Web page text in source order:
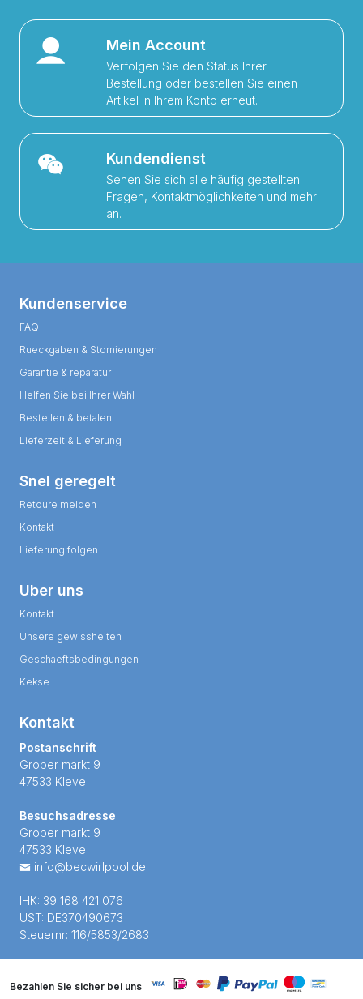
Mein Account
Verfolgen Sie den Status Ihrer
Bestellung oder bestellen Sie einen
Artikel in Ihrem Konto erneut.
Kundendienst
Sehen Sie sich alle häufig gestellten
Fragen, Kontaktmöglichkeiten und mehr
an.
Kundenservice
FAQ
Rueckgaben & Stornierungen
Garantie & reparatur
Helfen Sie bei Ihrer Wahl
Bestellen & betalen
Lieferzeit & Lieferung
Snel geregelt
Retoure melden
Kontakt
Lieferung folgen
Uber uns
Kontakt
Unsere gewissheiten
Geschaeftsbedingungen
Kekse
Kontakt
Postanschrift
Grober markt 9
47533 Kleve
Besuchsadresse
Grober markt 9
47533 Kleve
info@becwirlpool.de
IHK: 39 168 421 076
UST: DE370490673
Steuernr: 116/5853/2683
Bezahlen Sie sicher bei uns